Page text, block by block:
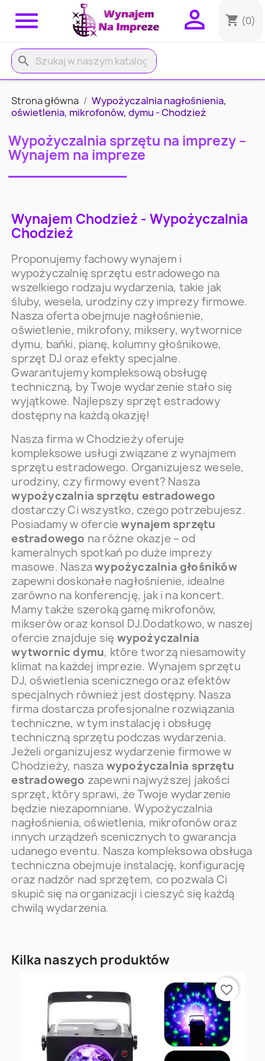
 shopping_cart (0)

search
Strona główna
Wypożyczalnia nagłośnienia,
oświetlenia, mikrofonów, dymu - Chodzież
Wypożyczalnia sprzętu na imprezy –
Wynajem na impreze
Wynajem Chodzież - Wypożyczalnia
Chodzież
Proponujemy fachowy wynajem i
wypożyczalnię sprzętu estradowego na
wszelkiego rodzaju wydarzenia, takie jak
śluby, wesela, urodziny czy imprezy firmowe.
Nasza oferta obejmuje nagłośnienie,
oświetlenie, mikrofony, miksery, wytwornice
dymu, bańki, pianę, kolumny głośnikowe,
sprzęt DJ oraz efekty specjalne.
Gwarantujemy kompleksową obsługę
techniczną, by Twoje wydarzenie stało się
wyjątkowe. Najlepszy sprzęt estradowy
dostępny na każdą okazję!
Nasza firma w Chodzieży oferuje
kompleksowe usługi związane z wynajmem
sprzętu estradowego. Organizujesz wesele,
urodziny, czy firmowy event? Nasza
wypożyczalnia sprzętu estradowego
dostarczy Ci wszystko, czego potrzebujesz.
Posiadamy w oferciewynajem sprzętu
estradowego na różne okazje – od
kameralnych spotkań po duże imprezy
masowe. Naszawypożyczalnia głośników
zapewni doskonałe nagłośnienie, idealne
zarówno na konferencję, jak i na koncert.
Mamy także szeroką gamę mikrofonów,
mikserów oraz konsol DJ.Dodatkowo, w naszej
ofercie znajduje się wypożyczalnia
wytwornic dymu, które tworzą niesamowity
klimat na każdej imprezie. Wynajem sprzętu
DJ, oświetlenia scenicznego oraz efektów
specjalnych również jest dostępny. Nasza
firma dostarcza profesjonalne rozwiązania
techniczne, w tym instalację i obsługę
techniczną sprzętu podczas wydarzenia.
Jeżeli organizujesz wydarzenie firmowe w
Chodzieży, nasza wypożyczalnia sprzętu
estradowego zapewni najwyższej jakości
sprzęt, który sprawi, że Twoje wydarzenie
będzie niezapomniane. Wypożyczalnia
nagłośnienia, oświetlenia, mikrofonów oraz
innych urządzeń scenicznych to gwarancja
udanego eventu. Nasza kompleksowa obsługa
techniczna obejmuje instalację, konfigurację
oraz nadzór nad sprzętem, co pozwala Ci
skupić się na organizacji i cieszyć się każdą
chwilą wydarzenia.
Kilka naszych produktów
favorite_border